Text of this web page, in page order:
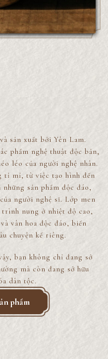
sản xuất bởi Yên Lam.
phẩm nghệ thuật độc bản,
léo của người nghệ nhân.
tỉ mỉ, từ việc tạo hình đến
sản phẩm độc đáo,
người nghệ sĩ. Lớp men
nung ở nhiệt độ cao,
vân hoa độc đáo, biến
chuyện kể riêng.
bạn không chỉ đang sở
mà còn đang sở hữu
dân tộc.
phẩm